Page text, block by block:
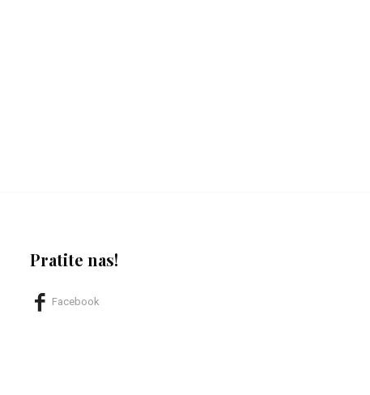
Pratite nas!
Facebook